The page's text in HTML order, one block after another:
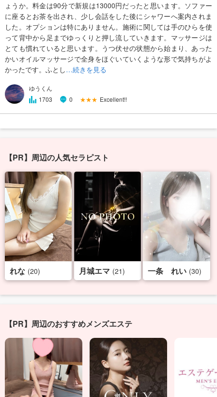
ょうか。料金は90分で新規は13000円だったと思います。ソファー
に座るとお茶を出され、少し会話をした後にシャワーへ案内されま
した。オプションは特にありません。施術に関しては手のひらを使
って背中から足までゆっくりと押し流していきます。マッサージは
とても慣れていると思います。うつ伏せの状態から始まり、あった
かいオイルマッサージで全身をほぐいていくような形で気持ちがよ
かったです。ふとし…続きを見る
ゆうくん
1703
0 ★★★ Excellent!!
【PR】周辺の人気セラピスト
れな (20) 月城エマ (21) 一条 れい (30)
【PR】周辺のおすすめメンズエステ